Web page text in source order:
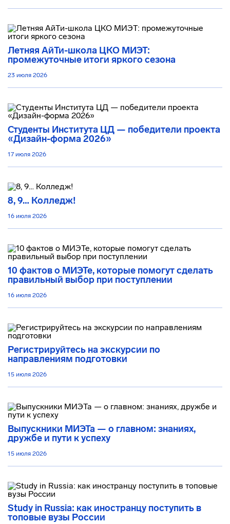
Летняя АйТи-школа ЦКО МИЭТ:
промежуточные итоги яркого сезона
23 июля 2026
Студенты Института ЦД — победители проекта
«Дизайн-форма 2026»
17 июля 2026
8, 9… Колледж!
16 июля 2026
10 фактов о МИЭТе, которые помогут сделать
правильный выбор при поступлении
16 июля 2026
Регистрируйтесь на экскурсии по
направлениям подготовки
15 июля 2026
Выпускники МИЭТа — о главном: знаниях,
дружбе и пути к успеху
15 июля 2026
Study in Russia: как иностранцу поступить в
топовые вузы России